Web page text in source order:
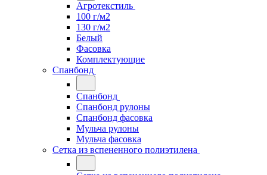
Агротекстиль
100 г/м2
130 г/м2
Белый
Фасовка
Комплектующие
Спанбонд
Спанбонд
Спанбонд рулоны
Спанбонд фасовка
Мульча рулоны
Мульча фасовка
Сетка из вспененного полиэтилена